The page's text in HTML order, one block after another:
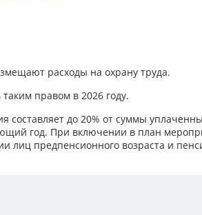
расходы на охрану труда.
правом в 2026 году.
до 20% от суммы
год. При включении в план
лиц предпенсионного возраста и